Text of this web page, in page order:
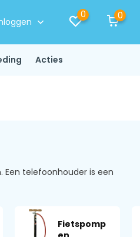
0 0
Acties
telefoonhouder is een
Fietspomp